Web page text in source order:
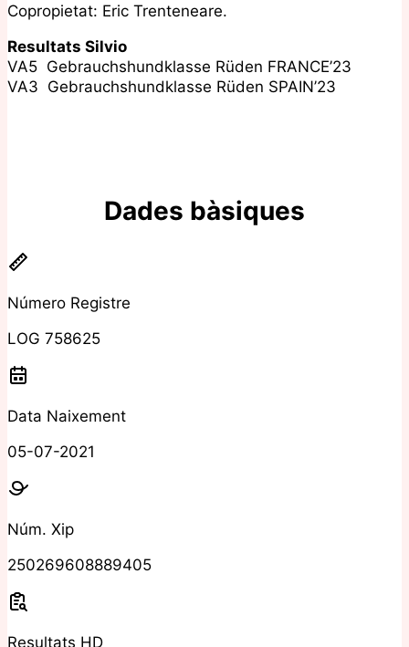
Copropietat: Eric Trenteneare.
Resultats Silvio
VA5 Gebrauchshundklasse Rüden FRANCE’23
VA3 Gebrauchshundklasse Rüden SPAIN’23
Dades bàsiques
Número Registre
LOG 758625
Data Naixement
05-07-2021
Núm. Xip
250269608889405
Resultats HD